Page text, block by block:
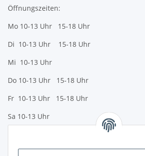
Öffnungszeiten:
Mo 10-13 Uhr 15-18 Uhr
Di 10-13 Uhr 15-18 Uhr
Mi 10-13 Uhr
Do 10-13 Uhr 15-18 Uhr
Fr 10-13 Uhr 15-18 Uhr
Sa 10-13 Uhr
Vorkasse (per Bank-Überweisung)